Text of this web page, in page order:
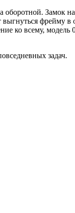
оборотной. Замок
фрейму
ко всему,
задач.